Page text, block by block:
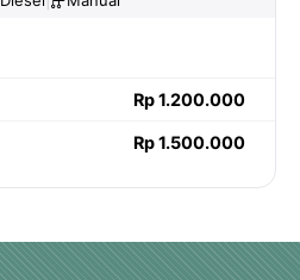
Rp 1.200.000
Rp 1.500.000